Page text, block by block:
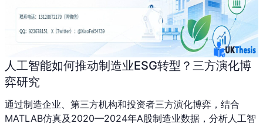
人工智能如何推动制造业ESG转型？三方演化博
弈研究
通过制造企业、第三方机构和投资者三方演化博弈，结合
MATLAB仿真及2020—2024年A股制造业数据，分析人工智